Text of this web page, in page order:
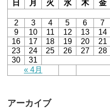
日
月 火 水 木 金
« 4月
2
3 4 5 6 7
9
10 11 12 13 14
16
17 18 19 20 21
23
24 25 26 27 28
30
31
アーカイブ